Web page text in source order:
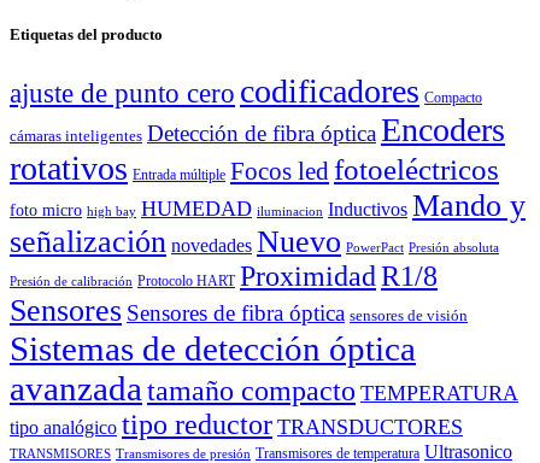
Etiquetas del producto
ajuste de punto cero codificadores Compacto
cámaras inteligentes Detección de fibra ópticaEncoders
rotativos Entrada múltiple Focos led fotoeléctricos
foto micro high bay HUMEDAD iluminacion Inductivos Mando y
señalización novedades Nuevo PowerPact Presión absoluta
Presión de calibración Protocolo HART ProximidadR1/8
Sensores Sensores de fibra óptica sensores de visión
Sistemas de detección óptica
avanzada tamaño compacto TEMPERATURA
tipo analógico tipo reductor TRANSDUCTORES
TRANSMISORES Transmisores de presión Transmisores de temperatura Ultrasonico